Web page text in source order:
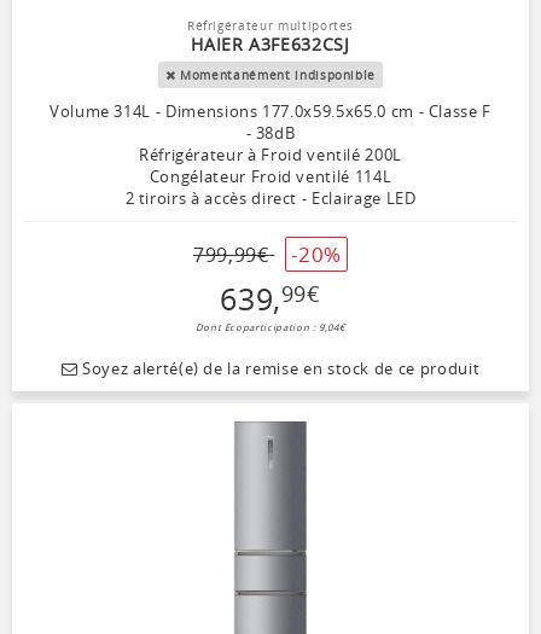
Réfrigérateur multiportes
HAIER A3FE632CSJ
Momentanément indisponible
Volume 314L - Dimensions 177.0x59.5x65.0 cm - Classe F
- 38dB
Réfrigérateur à Froid ventilé 200L
Congélateur Froid ventilé 114L
2 tiroirs à accès direct - Eclairage LED
799,99€ -20%
639,99€
Dont Ecoparticipation : 9,04€
Soyez alerté(e) de la remise en stock de ce produit